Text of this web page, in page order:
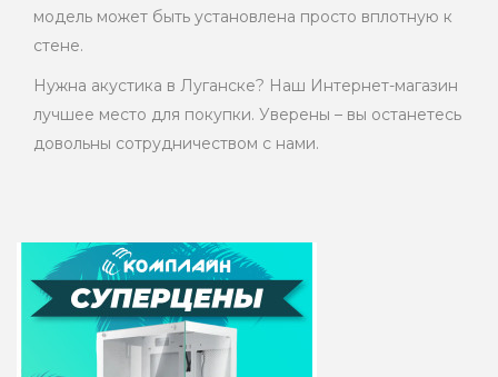
модель может быть установлена ​​просто вплотную к
стене.
Нужна акустика в Луганске? Наш Интернет-магазин
лучшее место для покупки. Уверены – вы останетесь
довольны сотрудничеством с нами.